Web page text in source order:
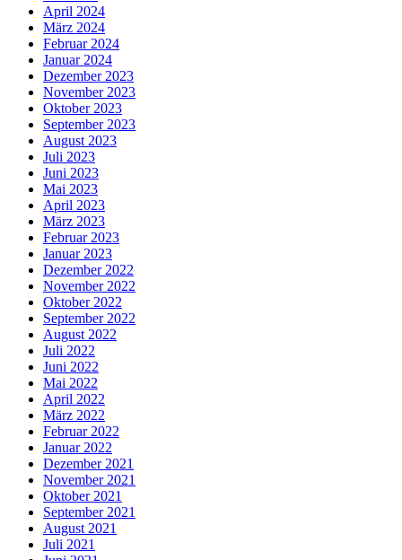
April 2024
März 2024
Februar 2024
Januar 2024
Dezember 2023
November 2023
Oktober 2023
September 2023
August 2023
Juli 2023
Juni 2023
Mai 2023
April 2023
März 2023
Februar 2023
Januar 2023
Dezember 2022
November 2022
Oktober 2022
September 2022
August 2022
Juli 2022
Juni 2022
Mai 2022
April 2022
März 2022
Februar 2022
Januar 2022
Dezember 2021
November 2021
Oktober 2021
September 2021
August 2021
Juli 2021